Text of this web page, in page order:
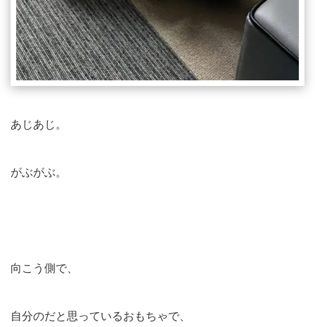
あじあじ。
がぶがぶ。
向こう側で、
自分のだと思っているおもちゃで、